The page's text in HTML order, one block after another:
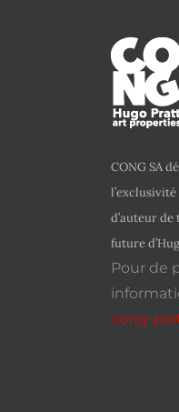
CONG SA
d’auteur
future
Pour de
cong-